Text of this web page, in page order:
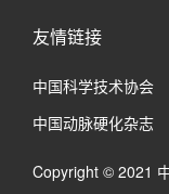
友情链接
中国科学技术协会
中国动脉硬化杂志
Copyright © 2021